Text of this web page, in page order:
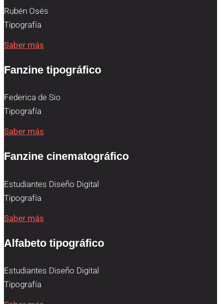
Rubén Osés
Tipografía
Saber más
Fanzine tipográfico
Federica de Sio
Tipografía
Saber más
Fanzine cinematográfico
Estudiantes Diseño Digital
Tipografía
Saber más
Alfabeto tipográfico
Estudiantes Diseño Digital
Tipografía